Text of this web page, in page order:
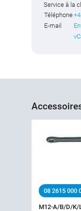
Service à la
Téléphone
E-mail
08 2615 000
M12-A/B/D/K/